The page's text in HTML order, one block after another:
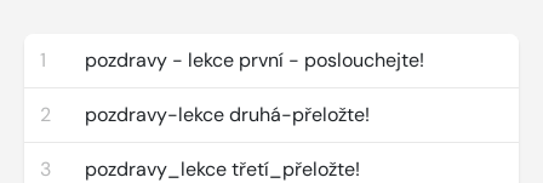
1 pozdravy - lekce první - poslouchejte!
2 pozdravy-lekce druhá-přeložte!
3 pozdravy_lekce třetí_přeložte!